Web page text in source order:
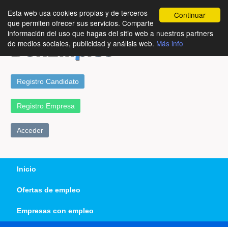
Continuar
Esta web usa cookies propias y de terceros
que permiten ofrecer sus servicios. Comparte
información del uso que hagas del sitio web a nuestros partners
de medios sociales, publicidad y análisis web. Más info
Registro Candidato
Registro Empresa
Acceder
Inicio
Ofertas de empleo
Empresas con empleo